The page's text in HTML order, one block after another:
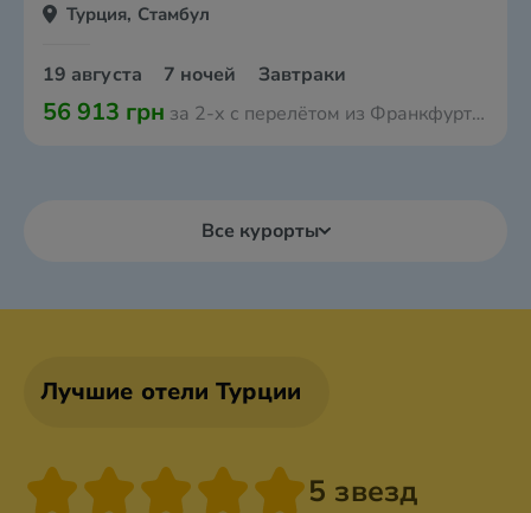
Турция, Стамбул
19 августа 7 ночей Завтраки
56 913 грн за 2-х с перелётом из Франкфурта-на-Майне
Все курорты
Лучшие отели Турции
5 звезд